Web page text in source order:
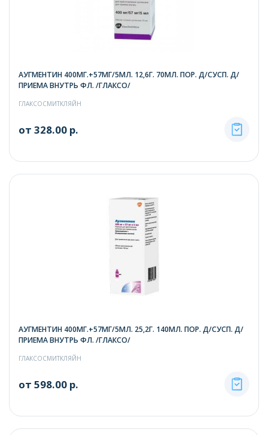
АУГМЕНТИН 400МГ.+57МГ/5МЛ. 12,6Г. 70МЛ. ПОР. Д/СУСП. Д/
ПРИЕМА ВНУТРЬ ФЛ. /ГЛАКСО/
ГЛАКСОСМИТКЛЯЙН
от 328.00 р.
АУГМЕНТИН 400МГ.+57МГ/5МЛ. 25,2Г. 140МЛ. ПОР. Д/СУСП. Д/
ПРИЕМА ВНУТРЬ ФЛ. /ГЛАКСО/
ГЛАКСОСМИТКЛЯЙН
от 598.00 р.